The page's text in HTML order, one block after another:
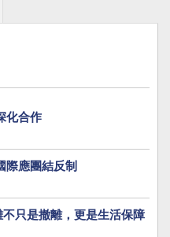
化合作
際應團結反制
只是撤離，更是生活保障